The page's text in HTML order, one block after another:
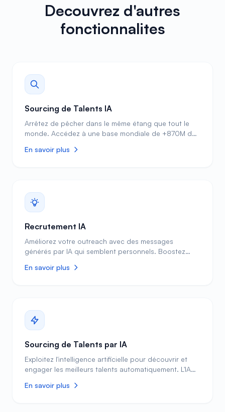
Decouvrez d'autres
fonctionnalites
Sourcing de Talents IA
Arrêtez de pêcher dans le même étang que tout le
monde. Accédez à une base mondiale de +870M de
LinkedIn. Filtres par IA, contacts vérifiés, prêts à
En savoir plus
Recrutement IA
Améliorez votre outreach avec des messages
générés par IA qui semblent personnels. Boostez
efficacement sans perdre de temps.
En savoir plus
Sourcing de Talents par IA
Exploitez l'intelligence artificielle pour découvrir et
engager les meilleurs talents automatiquement. L'IA
candidats que vous ne trouveriez jamais
En savoir plus